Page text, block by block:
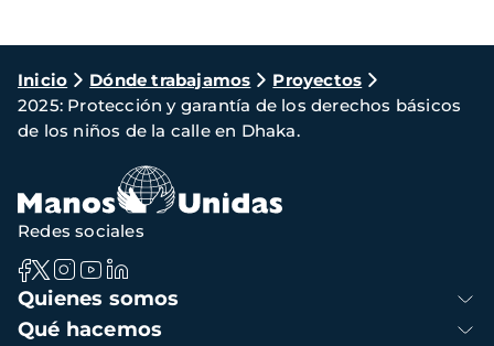
Ruta
de
navegación
Inicio Dónde trabajamos
Proyectos
2025: Protección y garantía de los derechos básicos
de los niños de la calle en Dhaka.
Navegación
principal
Quienes somos
Qué hacemos
Redes sociales